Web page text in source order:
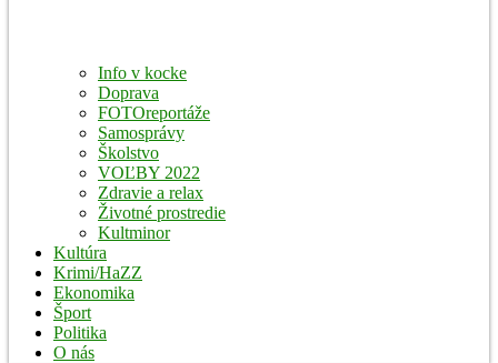
Info v kocke
Doprava
FOTOreportáže
Samosprávy
Školstvo
VOĽBY 2022
Zdravie a relax
Životné prostredie
Kultminor
Kultúra
Krimi/HaZZ
Ekonomika
Šport
Politika
O nás